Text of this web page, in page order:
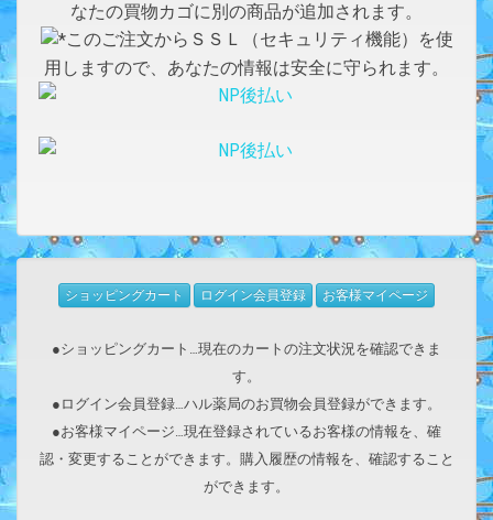
なたの買物カゴに別の商品が追加されます。
このご注文からＳＳＬ（セキュリティ機能）を使
用しますので、あなたの情報は安全に守られます。
ショッピングカート ログイン会員登録 お客様マイページ
●ショッピングカート…現在のカートの注文状況を確認できま
す。
●ログイン会員登録…ハル薬局のお買物会員登録ができます。
●お客様マイページ…現在登録されているお客様の情報を、確
認・変更することができます。購入履歴の情報を、確認すること
ができます。